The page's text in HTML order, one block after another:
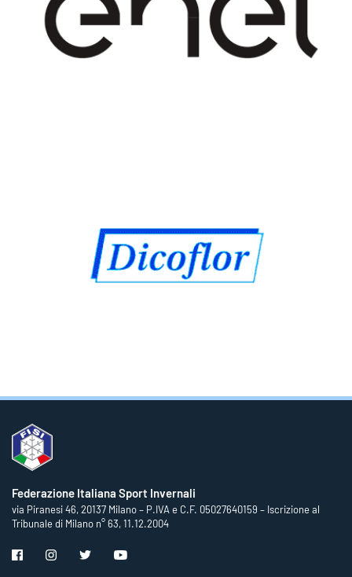
Federazione Italiana Sport Invernali
via Piranesi 46, 20137 Milano – P.IVA e C.F. 05027640159 – Iscrizione al
Tribunale di Milano n° 63, 11.12.2004